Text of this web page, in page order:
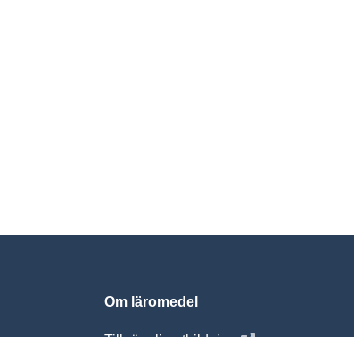
Om läromedel